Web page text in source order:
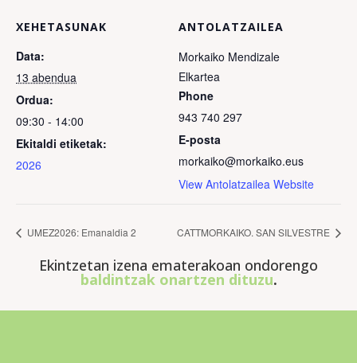
XEHETASUNAK
Data:
13 abendua
Ordua:
09:30 - 14:00
Ekitaldi etiketak:
2026
ANTOLATZAILEA
Morkaiko Mendizale
Elkartea
Phone
943 740 297
E-posta
morkaiko@morkaiko.eus
View Antolatzailea Website
UMEZ2026: Emanaldia 2 CATTMORKAIKO. SAN SILVESTRE
Ekintzetan izena ematerakoan ondorengo
baldintzak onartzen dituzu.